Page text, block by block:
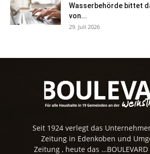
Wasserbehörde bittet
von...
29. Juli 2026
Seit 1924 verlegt das
Zeitung in Edenkoben und
Zeitung , heute das